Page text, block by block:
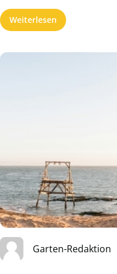
Weiterlesen
Garten-Redaktion